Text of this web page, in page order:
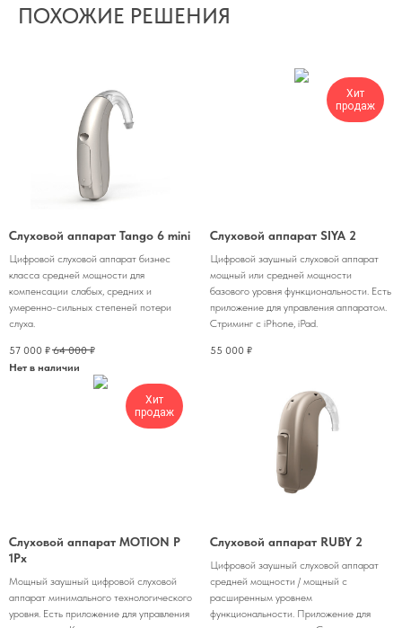
ПОХОЖИЕ РЕШЕНИЯ
Слуховой аппарат Tango 6 mini
Цифровой слуховой аппарат бизнес
класса средней мощности для
компенсации слабых, средних и
умеренно-сильных степеней потери
слуха.
57 000 ₽ 64 000 ₽
Нет в наличии
Хит
продаж
Слуховой аппарат SIYA 2
Цифровой заушный слуховой аппарат
мощный или средней мощности
базового уровня функциональности. Есть
приложение для управления аппаратом.
Стриминг с iPhone, iPad.
55 000 ₽
Хит
продаж
Слуховой аппарат MOTION P
1Px
Мощный заушный цифровой слуховой
аппарат минимального технологического
уровня. Есть приложение для управления
Слуховой аппарат RUBY 2
Цифровой заушный слуховой аппарат
средней мощности / мощный с
расширенным уровнем
функциональности. Приложение для